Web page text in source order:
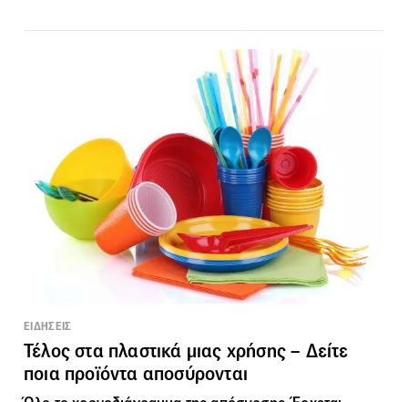
ΕΙΔΗΣΕΙΣ
Τέλος στα πλαστικά μιας χρήσης – Δείτε
ποια προϊόντα αποσύρονται